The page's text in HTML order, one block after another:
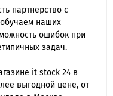
партнерство с
наших
ошибок при
задач.
it stock 24 в
выгодной цене, от